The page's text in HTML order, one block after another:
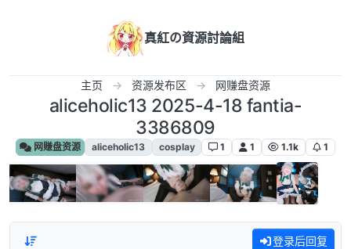
真紅の資源討論組
主页 资源发布区 网赚盘资源
aliceholic13 2025-4-18 fantia-
3386809
网赚盘资源 aliceholic13 cosplay 1 1 1.1k 1
登录后回复